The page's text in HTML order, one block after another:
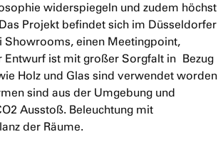
widerspiegeln und zudem höchst
Projekt befindet sich im Düsseldorfer
Showrooms, einen Meetingpoint,
Entwurf ist mit großer Sorgfalt in Bezug
Holz und Glas sind verwendet worden
sind aus der Umgebung und
Ausstoß. Beleuchtung mit
der Räume.